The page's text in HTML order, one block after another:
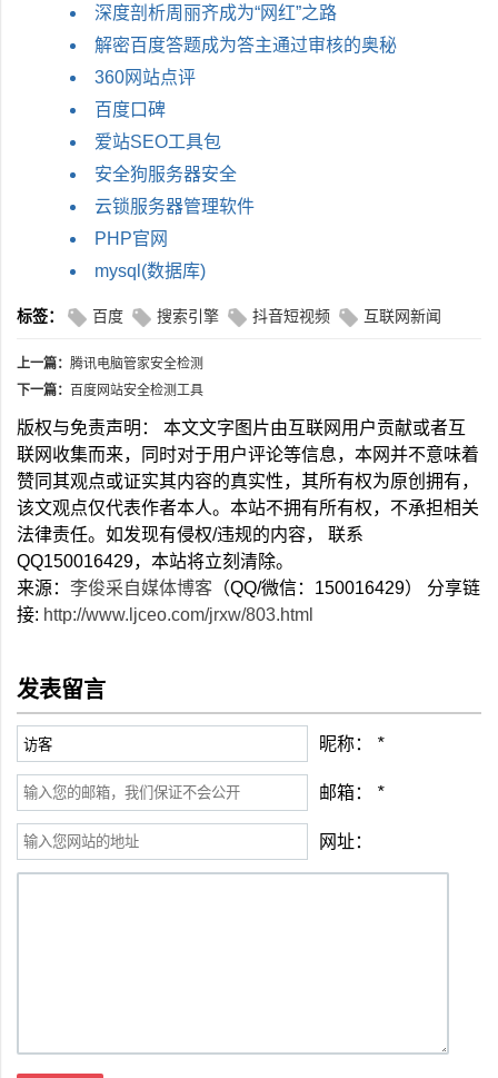
深度剖析周丽齐成为“网红”之路
解密百度答题成为答主通过审核的奥秘
360网站点评
百度口碑
爱站SEO工具包
安全狗服务器安全
云锁服务器管理软件
PHP官网
mysql(数据库)
标签： 百度 搜索引擎 抖音短视频 互联网新闻
上一篇： 腾讯电脑管家安全检测
下一篇：
百度网站安全检测工具
版权与免责声明： 本文文字图片由互联网用户贡献或者互
联网收集而来，同时对于用户评论等信息，本网并不意味着
赞同其观点或证实其内容的真实性，其所有权为原创拥有，
该文观点仅代表作者本人。本站不拥有所有权，不承担相关
法律责任。如发现有侵权/违规的内容， 联系
QQ150016429，本站将立刻清除。
来源： 李俊采自媒体博客 （QQ/微信：150016429） 分享链
接: http://www.ljceo.com/jrxw/803.html
发表留言
昵称： *
邮箱： *
网址：